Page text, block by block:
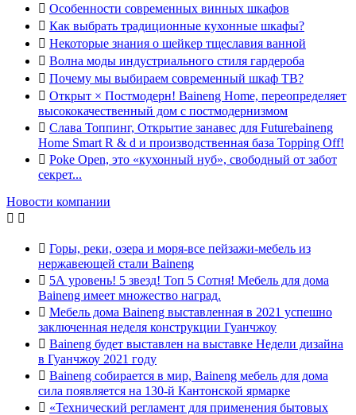
 Особенности современных винных шкафов
 Как выбрать традиционные кухонные шкафы?
 Некоторые знания о шейкер тщеславия ванной
 Волна моды индустриального стиля гардероба
 Почему мы выбираем современный шкаф ТВ?
 Открыт × Постмодерн! Baineng Home, переопределяет
высококачественный дом с постмодернизмом
 Слава Топпинг, Открытие занавес для Futurebaineng
Home Smart R & d и производственная база Topping Off!
 Poke Open, это «кухонный нуб», свободный от забот
секрет...
Новости компании
 
 Горы, реки, озера и моря-все пейзажи-мебель из
нержавеющей стали Baineng
 5А уровень! 5 звезд! Топ 5 Сотня! Мебель для дома
Baineng имеет множество наград.
 Мебель дома Baineng выставленная в 2021 успешно
заключенная неделя конструкции Гуанчжоу
 Baineng будет выставлен на выставке Недели дизайна
в Гуанчжоу 2021 году
 Baineng собирается в мир, Baineng мебель для дома
сила появляется на 130-й Кантонской ярмарке
 «Технический регламент для применения бытовых